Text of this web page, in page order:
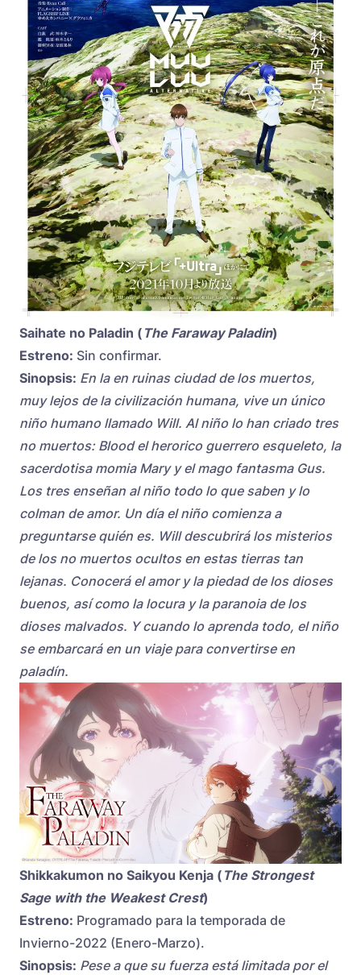
Saihate no Paladin ( The Faraway Paladin)
Estreno: Sin confirmar.
Sinopsis: En la en ruinas ciudad de los muertos,
muy lejos de la civilización humana, vive un único
niño humano llamado Will. Al niño lo han criado tres
no muertos: Blood el herorico guerrero esqueleto, la
sacerdotisa momia Mary y el mago fantasma Gus.
Los tres enseñan al niño todo lo que saben y lo
colman de amor. Un día el niño comienza a
preguntarse quién es. Will descubrirá los misterios
de los no muertos ocultos en estas tierras tan
lejanas. Conocerá el amor y la piedad de los dioses
buenos, así como la locura y la paranoia de los
dioses malvados. Y cuando lo aprenda todo, el niño
se embarcará en un viaje para convertirse en
paladín.
Shikkakumon no Saikyou Kenja ( The Strongest
Sage with the Weakest Crest)
Estreno: Programado para la temporada de
Invierno-2022 (Enero-Marzo).
Sinopsis: Pese a que su fuerza está limitada por el